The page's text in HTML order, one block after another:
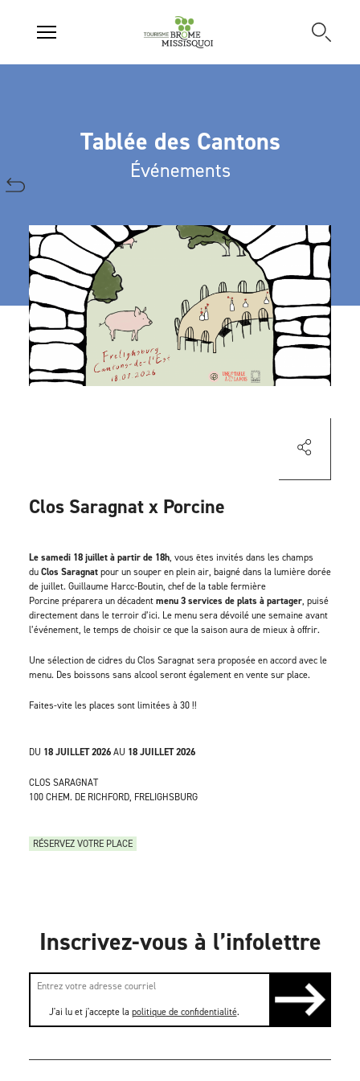
Tablée des Cantons
Événements
DU 18 JUILLET 2026AU 18 JUILLET 2026
CLOS SARAGNAT
100 CHEM. DE RICHFORD, FRELIGHSBURG
RÉSERVEZ VOTRE PLACE
Clos Saragnat x Porcine
Le samedi 18 juillet à partir de 18h, vous êtes invités dans les champs
duClos Saragnatpour un souper en plein air, baigné dans la lumière dorée
de juillet. Guillaume Harcc-Boutin, chef de la table fermière
Porcine préparera un décadentmenu 3 services de plats à partager, puisé
directement dans le terroir d’ici. Le menu sera dévoilé une semaine avant
l’événement, le temps de choisir ce que la saison aura de mieux à offrir.
Une sélection de cidres du Clos Saragnat sera proposée en accord avec le
menu. Des boissons sans alcool seront également en vente sur place.
Faites-vite les places sont limitées à 30 !!
Inscrivez-vous à l’infolettre
J'ai lu et j'accepte la politique de confidentialité.